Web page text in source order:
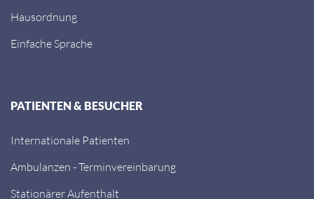
Hausordnung
Einfache Sprache
PATIENTEN & BESUCHER
Internationale Patienten
Ambulanzen - Terminvereinbarung
Stationärer Aufenthalt